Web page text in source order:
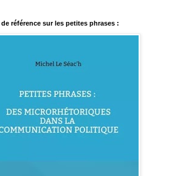
référence sur les petites phrases :